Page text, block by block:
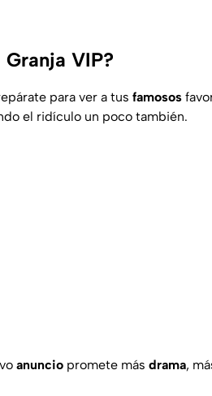
VIP?
para ver a tus famosos
el ridículo un poco también.
anuncio promete más drama,